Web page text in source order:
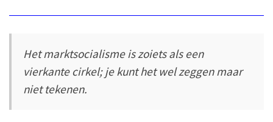
Het marktsocialisme is zoiets als een
vierkante cirkel; je kunt het wel zeggen maar
niet tekenen.